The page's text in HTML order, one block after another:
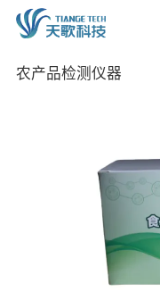
农产品检测仪器